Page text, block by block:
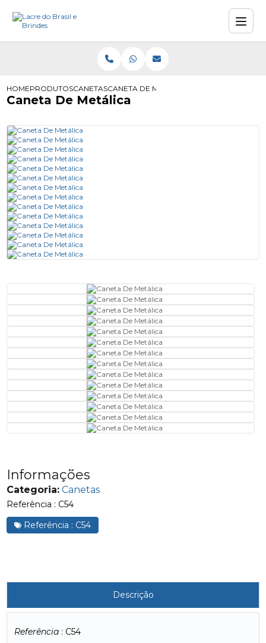
HOMEPRODUTOSCANETASCANETA DE METÁLICA
Caneta De Metálica
Informações
Categoria: Canetas
Referência : C54
Referência : C54
Descrição
Referência : C54